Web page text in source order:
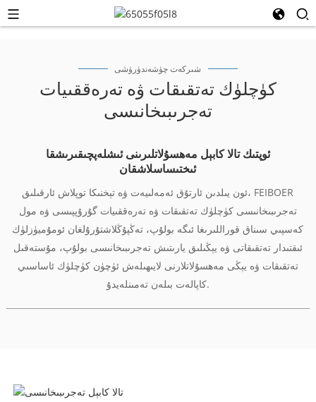
شىركەت چۈشەندۈرۈشى
كۈچلۈك تەتقىقات ۋە تەرەققىيات
تەجرىبىخانىسى
ئوپتىك تالا كابېل مەھسۇلاتلىرىنى ئىشلەپچىقىرىشقا
ئىختىساسلاشقان
ئون يىلدىن ئارتۇق ئەمەلىيەت ۋە تېخنىكا توپلاش ئارقىلىق، FEIBOER
تەجرىبىخانىسى كۈچلۈك تەتقىقات ۋە تەرەققىيات گۇرۇپپىسى ۋە مول
كەسپىي سىناق قوراللىرىغا ئىگە بولۇپ، تەڭپۇڭلاشتۇرۇلغان ئومۇميۈزلۈك
ئىقتىدار تەتقىقاتى ۋە يېڭىلىق يارىتىش تەجرىبىخانىسى بولۇپ، مۇستەقىل
تەتقىقات ۋە يېڭى مەھسۇلاتلارنى لايىھىلەش ئۈچۈن كۈچلۈك ئاساسىي
كاپالەت بىلەن تەمىنلەيدۇ.